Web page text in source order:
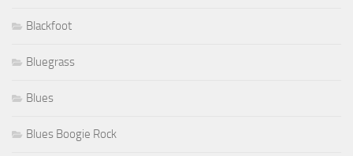
Blackfoot
Bluegrass
Blues
Blues Boogie Rock